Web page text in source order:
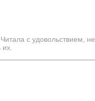
с удовольствием, не